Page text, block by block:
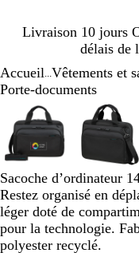
Livraison 10 jours
délais de
Diapositive
1
Accueil Vêtements et
Porte-documents
Image
zoomable
Zoom
au
minimum
Cliquez
pour
développer
Utilisez
les
touches
plus
et
moins
pour
zoomer
et
Image
Zoom
au
pour
les
et
pour
Diapositive
sur
5
Sacoche d’ordinateur
Restez organisé en
léger doté de
pour la technologie.
polyester recyclé.